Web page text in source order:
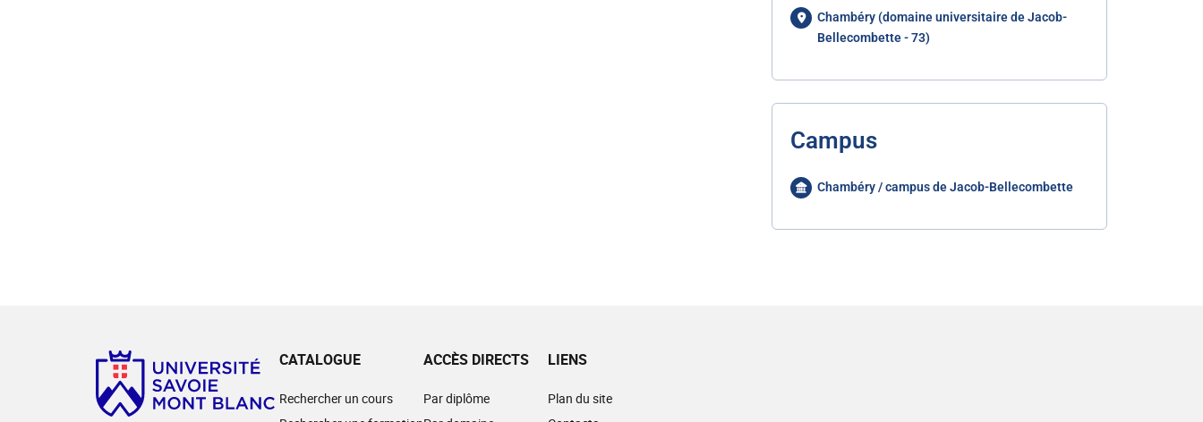
Chambéry (domaine universitaire de Jacob-
Bellecombette - 73)
Campus
Chambéry / campus de Jacob-Bellecombette
CATALOGUE
Rechercher un cours
ACCÈS DIRECTS
Par diplôme
LIENS
Plan du site